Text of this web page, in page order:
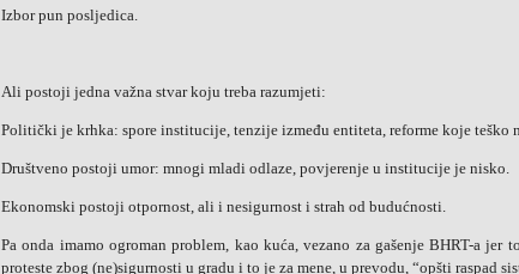
Izbor pun posljedica.
Ali postoji jedna važna stvar koju treba razumjeti:
Politički je krhka: spore institucije, tenzije između entiteta, reforme koje teško
Društveno postoji umor: mnogi mladi odlaze, povjerenje u institucije je nisko.
Ekonomski postoji otpornost, ali i nesigurnost i strah od budućnosti.
Pa onda imamo ogroman problem, kao kuća, vezano za gašenje BHRT-a jer
proteste zbog (ne)sigurnosti u gradu i to je za mene, u prevodu, “opšti raspad